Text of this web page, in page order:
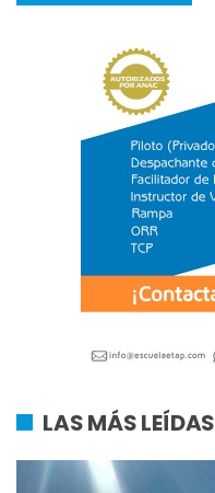
LAS MÁS LEÍDAS